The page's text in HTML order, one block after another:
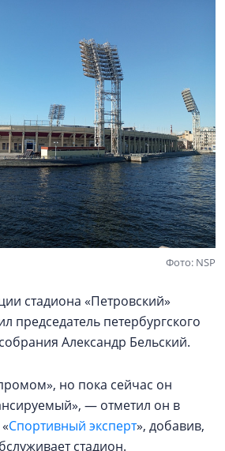
Фото: NSP
стадиона «Петровский»
председатель петербургского
Александр Бельский.
но пока сейчас он
— отметил он в
Спортивный эксперт», добавив,
стадион.